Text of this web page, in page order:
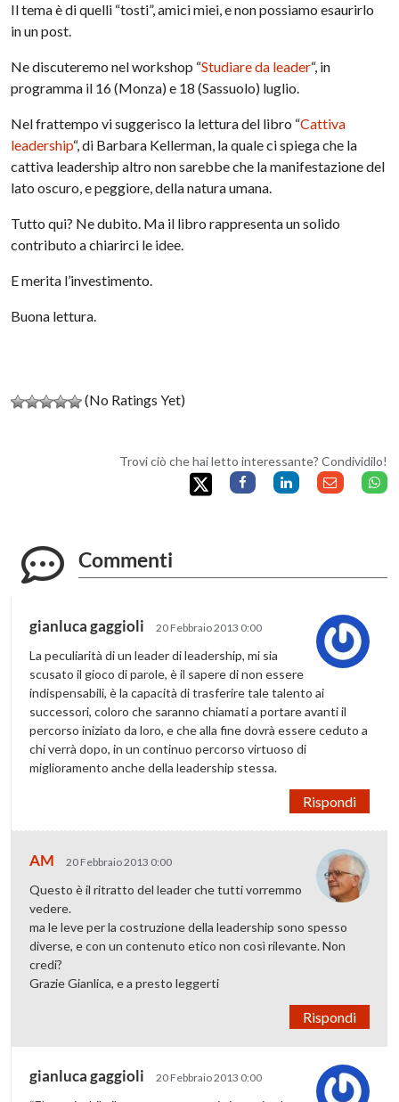
Il tema è di quelli “tosti”, amici miei, e non possiamo esaurirlo
in un post.
Ne discuteremo nel workshop “Studiare da leader“, in
programma il 16 (Monza) e 18 (Sassuolo) luglio.
Nel frattempo vi suggerisco la lettura del libro “Cattiva
leadership“, di Barbara Kellerman, la quale ci spiega che la
cattiva leadership altro non sarebbe che la manifestazione del
lato oscuro, e peggiore, della natura umana.
Tutto qui? Ne dubito. Ma il libro rappresenta un solido
contributo a chiarirci le idee.
E merita l’investimento.
Buona lettura.
(No Ratings Yet)
Trovi ciò che hai letto interessante? Condividilo!
Commenti
gianluca gaggioli 20 Febbraio 2013 0:00
La peculiarità di un leader di leadership, mi sia
scusato il gioco di parole, è il sapere di non essere
indispensabili, è la capacità di trasferire tale talento ai
successori, coloro che saranno chiamati a portare avanti il
percorso iniziato da loro, e che alla fine dovrà essere ceduto a
chi verrà dopo, in un continuo percorso virtuoso di
miglioramento anche della leadership stessa.
Rispondi
AM 20 Febbraio 2013 0:00
Questo è il ritratto del leader che tutti vorremmo
vedere.
ma le leve per la costruzione della leadership sono spesso
diverse, e con un contenuto etico non così rilevante. Non
credi?
Grazie Gianlica, e a presto leggerti
Rispondi
gianluca gaggioli 20 Febbraio 2013 0:00